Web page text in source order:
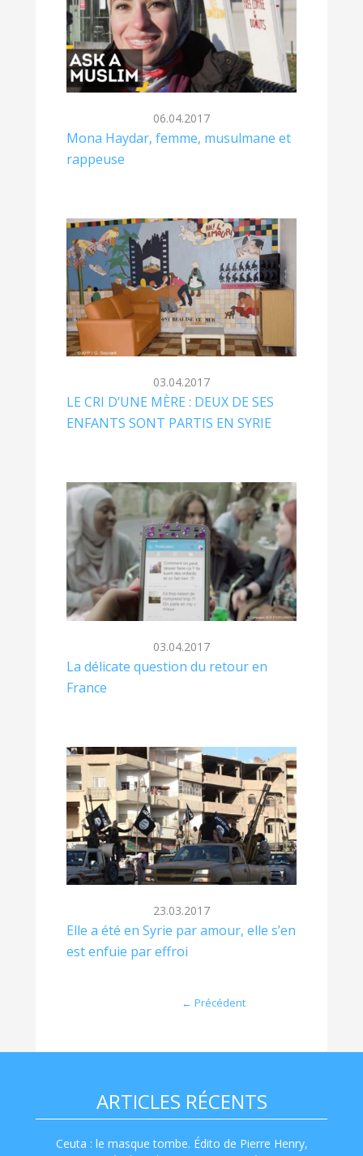
06.04.2017
Mona Haydar, femme, musulmane et
rappeuse
03.04.2017
LE CRI D’UNE MÈRE : DEUX DE SES
ENFANTS SONT PARTIS EN SYRIE
03.04.2017
La délicate question du retour en
France
23.03.2017
Elle a été en Syrie par amour, elle s’en
est enfuie par effroi
← Précédent
ARTICLES RÉCENTS
Ceuta : le masque tombe. Édito de Pierre Henry,